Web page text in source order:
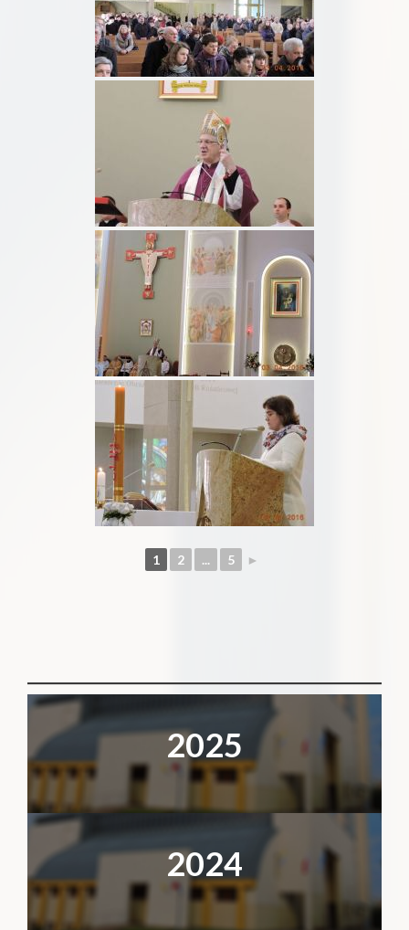
1 2 ... 5 ►
2025
2024